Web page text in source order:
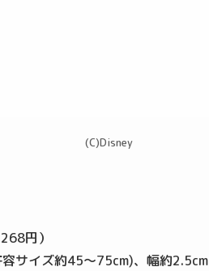
(C)Disney
円）
サイズ約45～75cm)、幅約2.5cm